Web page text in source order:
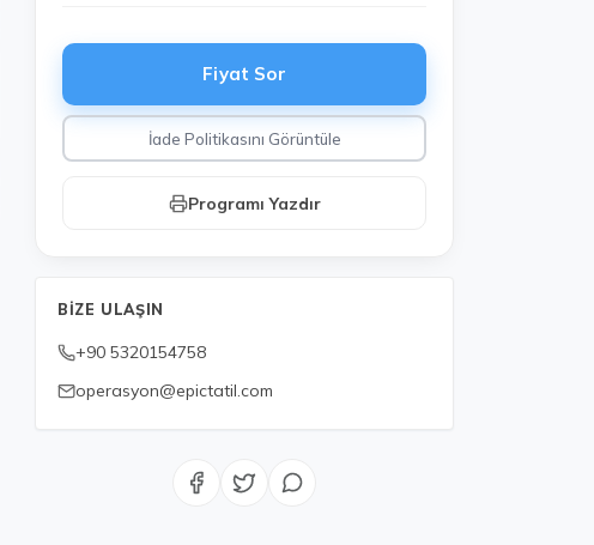
Fiyat Sor
İade Politikasını Görüntüle
Programı Yazdır
BIZE ULAŞIN
+90 5320154758
operasyon@epictatil.com